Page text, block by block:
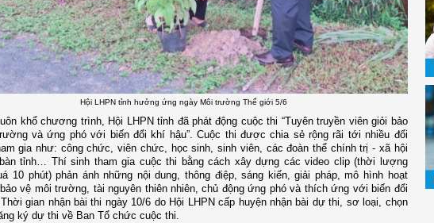
Hội LHPN tỉnh hưởng ứng ngày Môi trường Thế giới 5/6
khổ chương trình, Hội LHPN tỉnh đã phát động cuộc thi “Tuyên truyền viên giỏi bảo
và ứng phó với biến đổi khí hậu”. Cuộc thi được chia sẻ rộng rãi tới nhiều đối
gia như: công chức, viên chức, học sinh, sinh viên, các đoàn thể chính trị - xã hội
tỉnh… Thí sinh tham gia cuộc thi bằng cách xây dựng các video clip (thời lượng
10 phút) phản ánh những nội dung, thông điệp, sáng kiến, giải pháp, mô hình hoạt
vệ môi trường, tài nguyên thiên nhiên, chủ động ứng phó và thích ứng với biến đổi
gian nhận bài thi ngày 10/6 do Hội LHPN cấp huyện nhận bài dự thi, sơ loại, chọn
ký dự thi về Ban Tổ chức cuộc thi.